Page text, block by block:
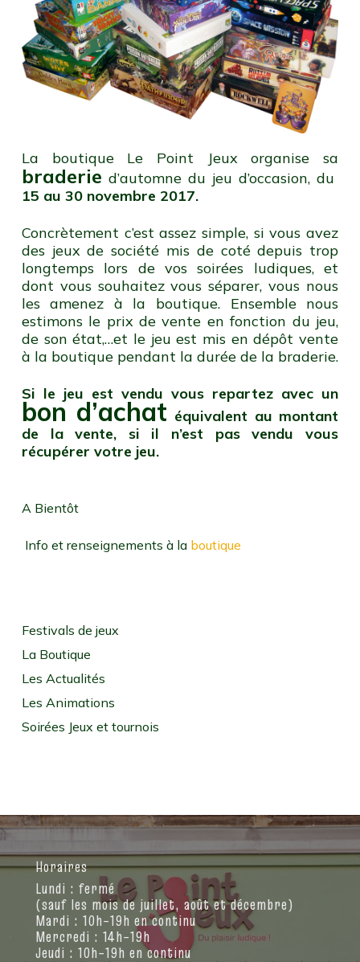
La boutique Le Point Jeux organise sa
braderie d’automne du jeu d’occasion, du
15 au 30 novembre 2017.
Concrètement c’est assez simple, si vous avez
des jeux de société mis de coté depuis trop
longtemps lors de vos soirées ludiques, et
dont vous souhaitez vous séparer, vous nous
les amenez à la boutique. Ensemble nous
estimons le prix de vente en fonction du jeu,
de son état,…et le jeu est mis en dépôt vente
à la boutique pendant la durée de la braderie.
Si le jeu est vendu vous repartez avec un
bon d’achat équivalent au montant
de la vente, si il n’est pas vendu vous
récupérer votre jeu.
A Bientôt
Info et renseignements à la boutique
Festivals de jeux
La Boutique
Les Actualités
Les Animations
Soirées Jeux et tournois
Horaires
Lundi : fermé
(sauf les mois de juillet, août et décembre)
Mardi : 10h–19h en continu
Mercredi : 14h–19h
Jeudi : 10h–19h en continu